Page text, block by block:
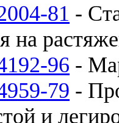
81 -
на
96 -
79 -
и